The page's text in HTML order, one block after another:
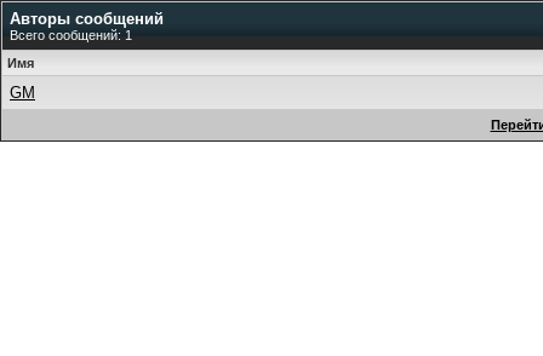
Авторы сообщений
Всего сообщений: 1
Имя
GM